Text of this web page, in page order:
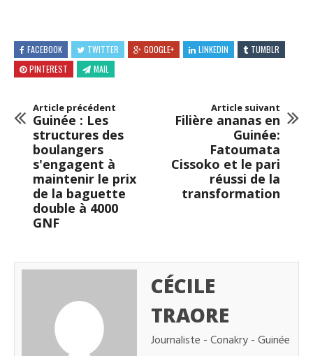
FACEBOOK TWITTER GOOGLE+ LINKEDIN
TUMBLR
PINTEREST
MAIL
Article précédent
Guinée : Les
structures des
boulangers
s'engagent à
maintenir le prix
de la baguette
double à 4000
GNF
Article suivant
Filière ananas en
Guinée:
Fatoumata
Cissoko et le pari
réussi de la
transformation
CÉCILE
TRAORE
Journaliste - Conakry - Guinée